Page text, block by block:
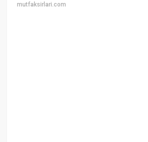
mutfaksirlari.com